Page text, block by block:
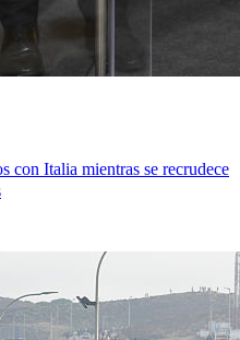
con Italia mientras se recrudece